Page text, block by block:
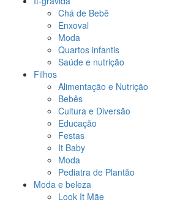
Chá de Bebê
Enxoval
Moda
Quartos infantis
Saúde e nutrição
Filhos
Alimentação e Nutrição
Bebês
Cultura e Diversão
Educação
Festas
It Baby
Moda
Pediatra de Plantão
Moda e beleza
Look It Mãe